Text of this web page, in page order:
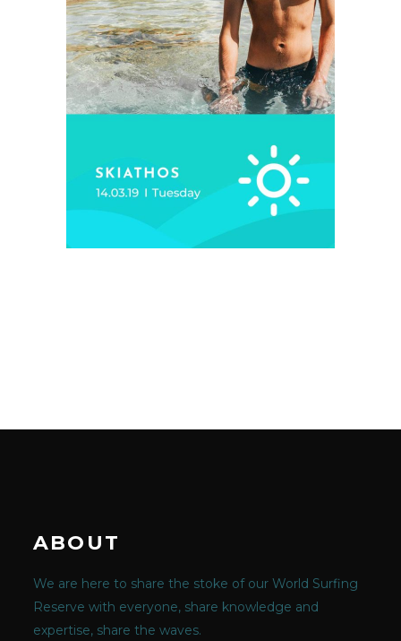
ABOUT
We are here to share the stoke of our World Surfing
Reserve with everyone, share knowledge and
expertise, share the waves.